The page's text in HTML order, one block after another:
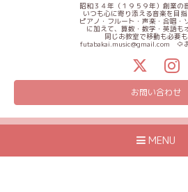
昭和３４年（１９５９年）創業の
いつも心に寄り添える音楽を目指
ピアノ・フルート・声楽・合唱・
に加えて、算数・数学・英語も
同じお教室で移動も必要
futabakai.music@gmail.com ⇦
お問い合わせ
MENU